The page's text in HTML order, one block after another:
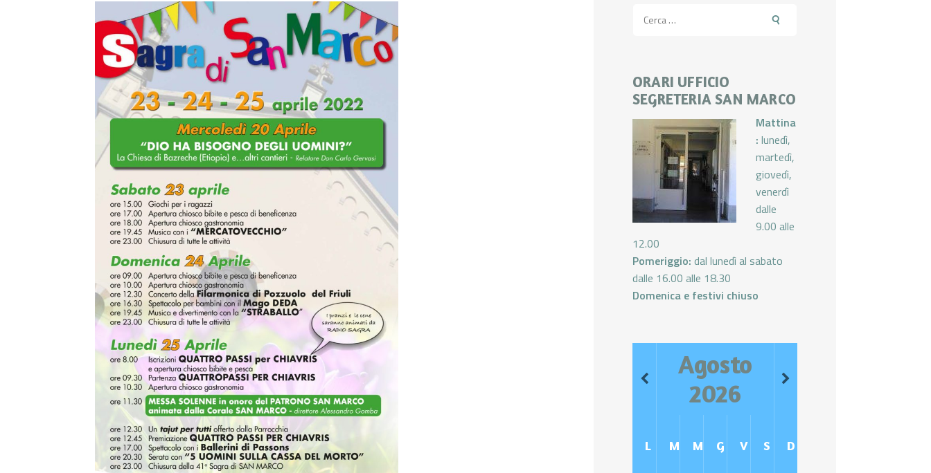
per:
ORARI UFFICIO
SEGRETERIA SAN MARCO
Mattina
: lunedì,
martedì,
giovedì,
venerdì
dalle
9.00 alle
12.00
Pomeriggio: dal lunedì al sabato
dalle 16.00 alle 18.30
Domenica e festivi chiuso
Agosto
2026
L M M G V S D